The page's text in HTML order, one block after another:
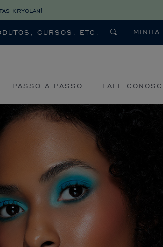
kryolan!
MINHA
PASSO A PASSO FALE